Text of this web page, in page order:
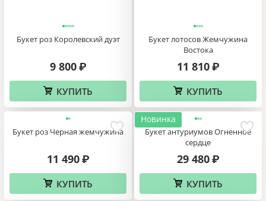
Букет роз Королевский дуэт
9 800 ₽
КУПИТЬ
Букет лотосов Жемчужина
Востока
11 810 ₽
КУПИТЬ
Букет роз Черная жемчужина
11 490 ₽
КУПИТЬ
Новинка
Букет антуриумов Огненное
сердце
29 480 ₽
КУПИТЬ